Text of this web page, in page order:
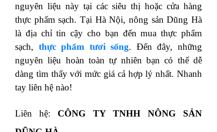
nguyên liệu này tại các siêu thị hoặc cửa hàng
thực phẩm sạch. Tại Hà Nội, nông sản Dũng Hà
là địa chỉ tin cậy cho bạn đến mua thực phẩm
sạch, thực phẩm tươi sống. Đến đây, những
nguyên liệu hoàn toàn tự nhiên bạn có thể dễ
dàng tìm thấy với mức giá cả hợp lý nhất. Nhanh
tay liên hệ nào!
Liên hệ: CÔNG TY TNHH NÔNG SẢN